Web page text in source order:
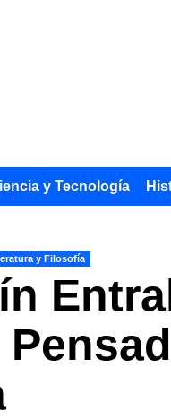
y Tecnología
y Filosofía